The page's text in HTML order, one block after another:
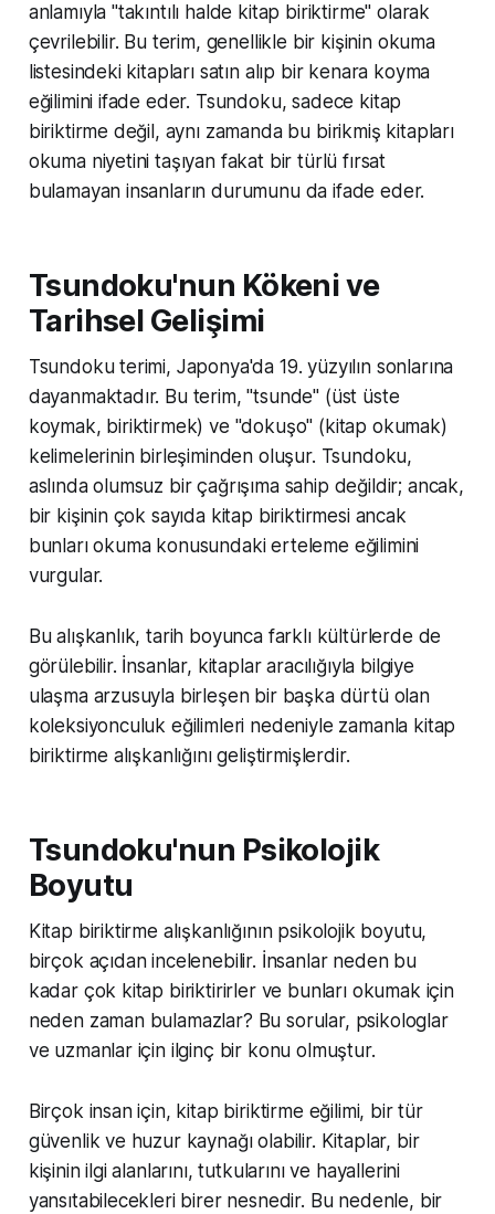
anlamıyla "takıntılı halde kitap biriktirme" olarak
çevrilebilir. Bu terim, genellikle bir kişinin okuma
listesindeki kitapları satın alıp bir kenara koyma
eğilimini ifade eder. Tsundoku, sadece kitap
biriktirme değil, aynı zamanda bu birikmiş kitapları
okuma niyetini taşıyan fakat bir türlü fırsat
bulamayan insanların durumunu da ifade eder.
Tsundoku'nun Kökeni ve
Tarihsel Gelişimi
Tsundoku terimi, Japonya'da 19. yüzyılın sonlarına
dayanmaktadır. Bu terim, "tsunde" (üst üste
koymak, biriktirmek) ve "dokuşo" (kitap okumak)
kelimelerinin birleşiminden oluşur. Tsundoku,
aslında olumsuz bir çağrışıma sahip değildir; ancak,
bir kişinin çok sayıda kitap biriktirmesi ancak
bunları okuma konusundaki erteleme eğilimini
vurgular.
Bu alışkanlık, tarih boyunca farklı kültürlerde de
görülebilir. İnsanlar, kitaplar aracılığıyla bilgiye
ulaşma arzusuyla birleşen bir başka dürtü olan
koleksiyonculuk eğilimleri nedeniyle zamanla kitap
biriktirme alışkanlığını geliştirmişlerdir.
Tsundoku'nun Psikolojik
Boyutu
Kitap biriktirme alışkanlığının psikolojik boyutu,
birçok açıdan incelenebilir. İnsanlar neden bu
kadar çok kitap biriktirirler ve bunları okumak için
neden zaman bulamazlar? Bu sorular, psikologlar
ve uzmanlar için ilginç bir konu olmuştur.
Birçok insan için, kitap biriktirme eğilimi, bir tür
güvenlik ve huzur kaynağı olabilir. Kitaplar, bir
kişinin ilgi alanlarını, tutkularını ve hayallerini
yansıtabilecekleri birer nesnedir. Bu nedenle, bir